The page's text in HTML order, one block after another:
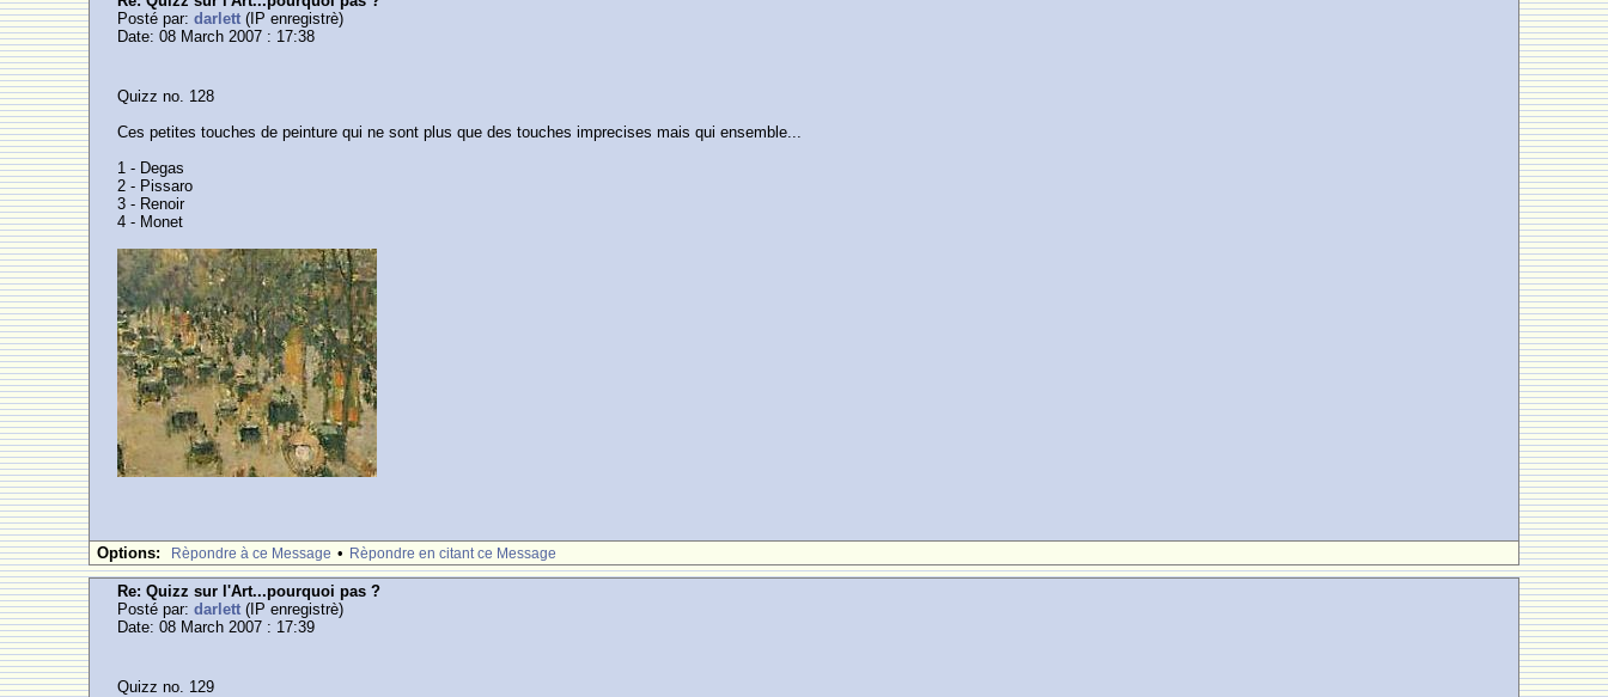
Posté par:darlett (IP enregistrè)
Date: 08 March 2007 : 17:38
Quizz no. 128
Ces petites touches de peinture qui ne sont plus que des touches imprecises mais qui ensemble...
1 - Degas
2 - Pissaro
3 - Renoir
4 - Monet
Options: Rèpondre à ce Message • Rèpondre en citant ce Message
Re: Quizz sur l'Art...pourquoi pas ?
Posté par:darlett (IP enregistrè)
Date: 08 March 2007 : 17:39
Quizz no. 129